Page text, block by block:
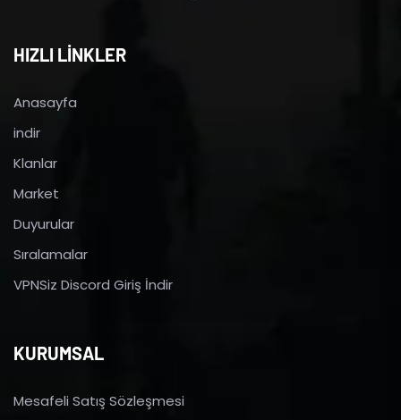
HIZLI LİNKLER
Anasayfa
indir
Klanlar
Market
Duyurular
Sıralamalar
VPNSiz Discord Giriş İndir
KURUMSAL
Mesafeli Satış Sözleşmesi